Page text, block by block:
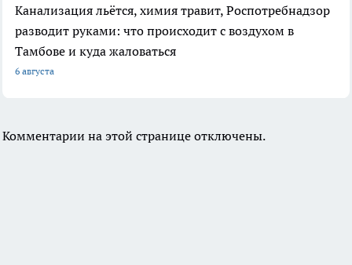
Канализация льётся, химия травит, Роспотребнадзор
разводит руками: что происходит с воздухом в
Тамбове и куда жаловаться
6 августа
Комментарии на этой странице отключены.